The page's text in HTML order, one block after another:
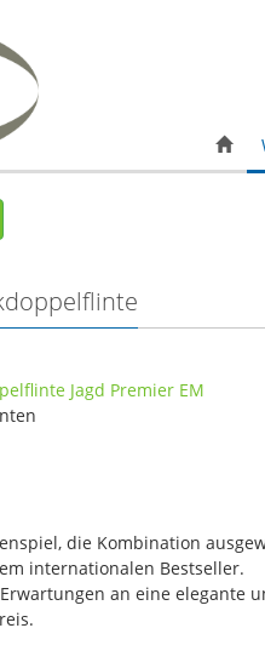
die Kombination
internationalen Bestseller.
an eine elegante